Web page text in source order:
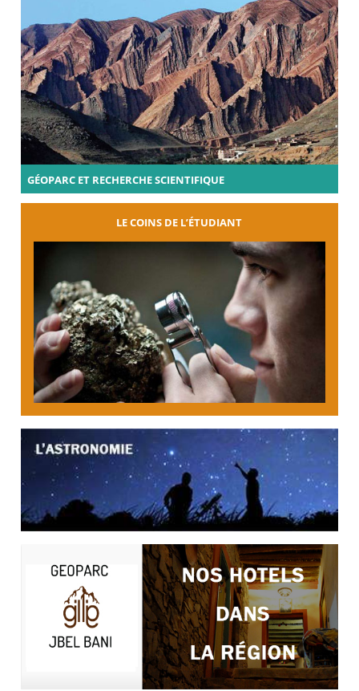
GÉOPARC ET RECHERCHE SCIENTIFIQUE
LE COINS DE L’ÉTUDIANT